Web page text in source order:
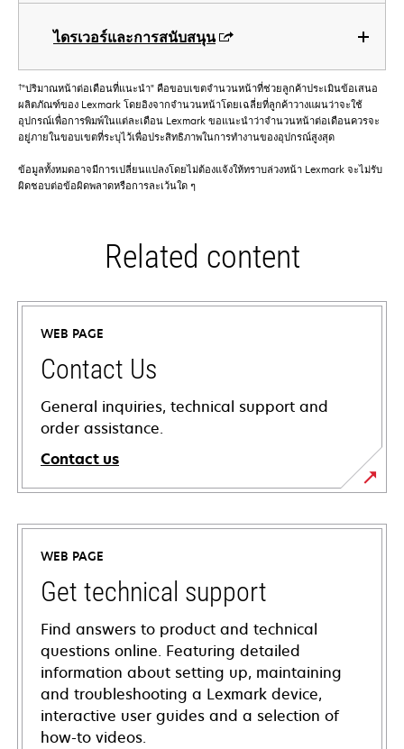
ไดรเวอร์และการสนับสนุน
†"ปริมาณหน้าต่อเดือนที่แนะนำ" คือขอบเขตจำนวนหน้าที่ช่วยลูกค้าประเมินข้อเสนอ
ผลิตภัณฑ์ของ Lexmark โดยอิงจากจำนวนหน้าโดยเฉลี่ยที่ลูกค้าวางแผนว่าจะใช้
อุปกรณ์เพื่อการพิมพ์ในแต่ละเดือน Lexmark ขอแนะนำว่าจำนวนหน้าต่อเดือนควรจะ
อยู่ภายในขอบเขตที่ระบุไว้เพื่อประสิทธิภาพในการทำงานของอุปกรณ์สูงสุด
ข้อมูลทั้งหมดอาจมีการเปลี่ยนแปลงโดยไม่ต้องแจ้งให้ทราบล่วงหน้า Lexmark จะไม่รับ
ผิดชอบต่อข้อผิดพลาดหรือการละเว้นใด ๆ
Related content
WEB PAGE
Contact Us
General inquiries, technical support and
order assistance.
Contact us
WEB PAGE
Get technical support
Find answers to product and technical
questions online. Featuring detailed
information about setting up, maintaining
and troubleshooting a Lexmark device,
interactive user guides and a selection of
how-to videos.